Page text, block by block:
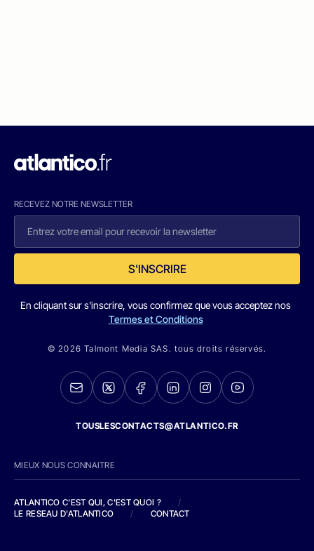
RECEVEZ NOTRE NEWSLETTER
S'INSCRIRE
En cliquant sur s'inscrire, vous confirmez que vous acceptez nos
Termes et Conditions
© 2026 Talmont Media SAS. tous droits réservés.
TOUSLESCONTACTS@ATLANTICO.FR
MIEUX NOUS CONNAITRE
ATLANTICO C'EST QUI, C'EST QUOI ?
/
LE RESEAU D'ATLANTICO
/ CONTACT